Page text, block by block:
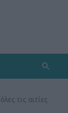
τις αιτίες